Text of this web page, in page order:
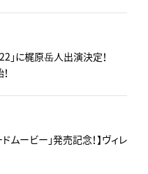
」に梶原岳人出演決定！
ービー」発売記念！】ヴィレ